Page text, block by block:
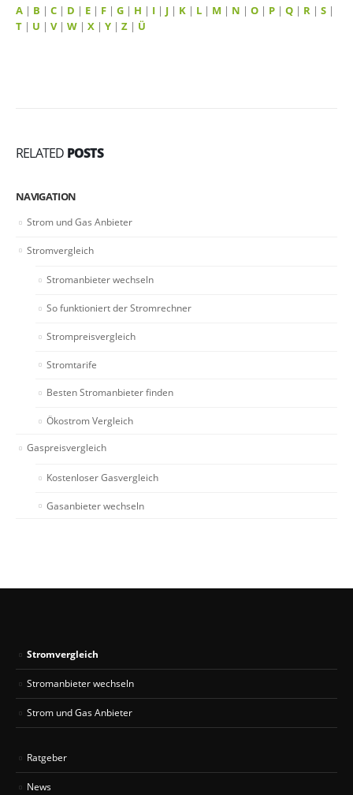
A | B | C | D | E | F | G | H | I | J | K | L | M | N | O | P | Q | R | S |
T | U | V| W | X | Y | Z | Ü
RELATED POSTS
NAVIGATION
Strom und Gas Anbieter
Stromvergleich
Stromanbieter wechseln
So funktioniert der Stromrechner
Strompreisvergleich
Stromtarife
Besten Stromanbieter finden
Ökostrom Vergleich
Gaspreisvergleich
Kostenloser Gasvergleich
Gasanbieter wechseln
Stromvergleich
Stromanbieter wechseln
Strom und Gas Anbieter
Ratgeber
News